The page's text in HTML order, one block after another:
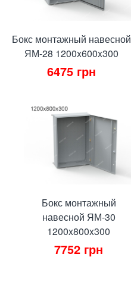
Бокс монтажный навесной
ЯМ-28 1200x600x300
6475 грн
Бокс монтажный
навесной ЯМ-30
1200x800x300
7752 грн